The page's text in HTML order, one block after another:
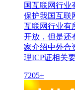
国互联网行业
保护我国互联
互联网行业有
开放，但是还
家介绍中外合
理ICP证相关
7205+